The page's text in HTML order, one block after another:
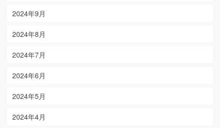
2024年9月
2024年8月
2024年7月
2024年6月
2024年5月
2024年4月